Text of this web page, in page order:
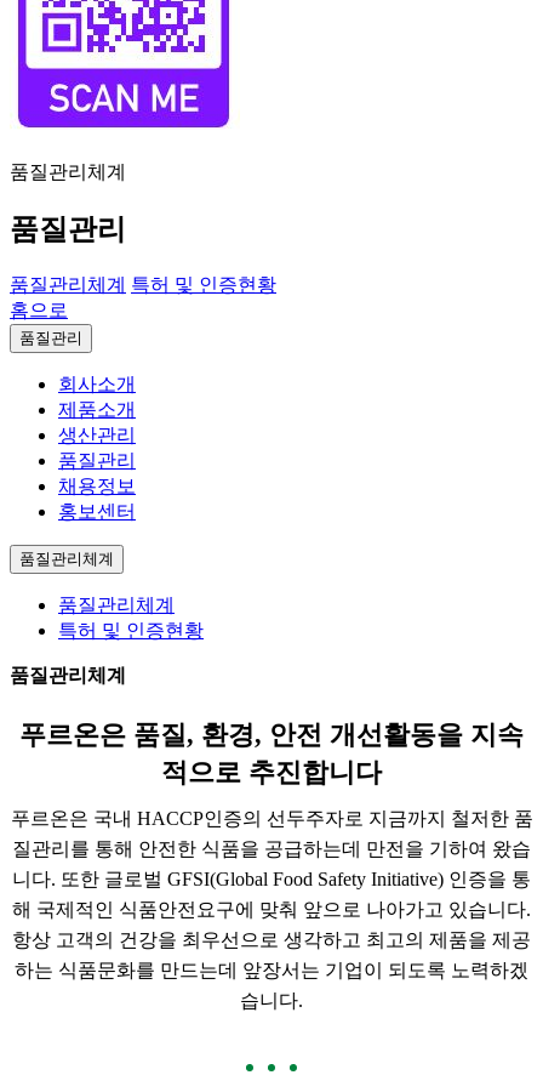
품질관리체계
품질관리
품질관리체계 특허 및 인증현황
홈으로
품질관리
회사소개
제품소개
생산관리
품질관리
채용정보
홍보센터
품질관리체계
품질관리체계
특허 및 인증현황
품질관리체계
푸르온은 품질, 환경, 안전 개선활동을 지속
적으로 추진합니다
푸르온은 국내 HACCP인증의 선두주자로 지금까지 철저한 품
질관리를 통해 안전한 식품을 공급하는데 만전을 기하여 왔습
니다. 또한 글로벌 GFSI(Global Food Safety Initiative) 인증을 통
해 국제적인 식품안전요구에 맞춰 앞으로 나아가고 있습니다.
항상 고객의 건강을 최우선으로 생각하고 최고의 제품을 제공
하는 식품문화를 만드는데 앞장서는 기업이 되도록 노력하겠
습니다.